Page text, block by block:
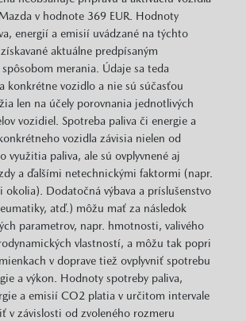
v hodnote 369 EUR. Hodnoty
energií a emisií uvádzané na týchto
aktuálne predpísaným
merania. Údaje sa teda
konkrétne vozidlo a nie sú súčasťou
len na účely porovnania jednotlivých
vozidiel. Spotreba paliva či energie a
vozidla závisia nielen od
využitia paliva, ale sú ovplyvnené aj
a ďalšími netechnickými faktormi (napr.
okolia). Dodatočná výbava a príslušenstvo
atď.) môžu mať za následok
parametrov, napr. hmotnosti, valivého
vlastností, a môžu tak popri
v doprave tiež ovplyvniť spotrebu
a výkon. Hodnoty spotreby paliva,
a emisií CO2 platia v určitom intervale
v závislosti od zvoleného rozmeru